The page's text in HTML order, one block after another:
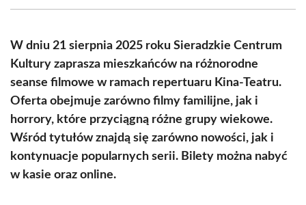
(Twitter)
W dniu 21 sierpnia 2025 roku Sieradzkie Centrum
Kultury zaprasza mieszkańców na różnorodne
seanse filmowe w ramach repertuaru Kina-Teatru.
Oferta obejmuje zarówno filmy familijne, jak i
horrory, które przyciągną różne grupy wiekowe.
Wśród tytułów znajdą się zarówno nowości, jak i
kontynuacje popularnych serii. Bilety można nabyć
w kasie oraz online.